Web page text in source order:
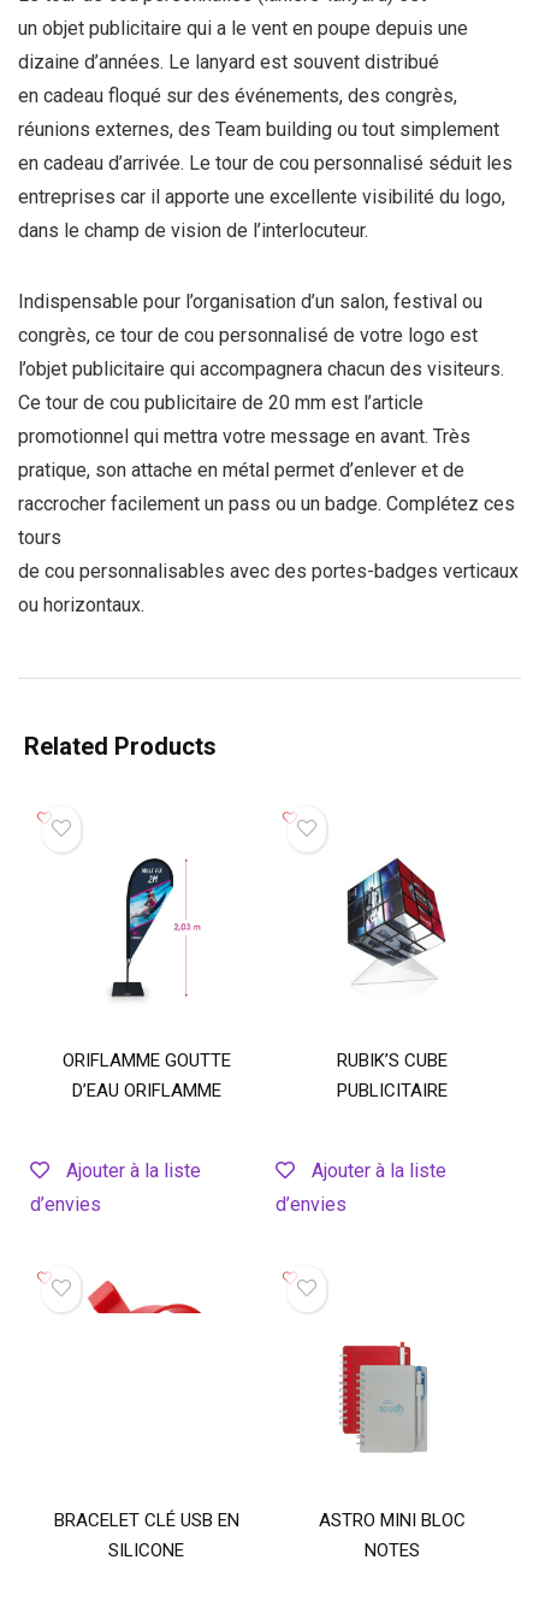
un objet publicitaire qui a le vent en poupe depuis une
dizaine d’années. Le lanyard est souvent distribué
en cadeau floqué sur des événements, des congrès,
réunions externes, des Team building ou tout simplement
en cadeau d’arrivée. Le tour de cou personnalisé séduit les
entreprises car il apporte une excellente visibilité du logo,
dans le champ de vision de l’interlocuteur.
Indispensable pour l’organisation d’un salon, festival ou
congrès, ce tour de cou personnalisé de votre logo est
l’objet publicitaire qui accompagnera chacun des visiteurs.
Ce tour de cou publicitaire de 20 mm est l’article
promotionnel qui mettra votre message en avant. Très
pratique, son attache en métal permet d’enlever et de
raccrocher facilement un pass ou un badge. Complétez ces
tours
de cou personnalisables avec des portes-badges verticaux
ou horizontaux.
Related Products
ORIFLAMME GOUTTE
D’EAU ORIFLAMME
Ajouter à la liste
d’envies
RUBIK’S CUBE
PUBLICITAIRE
Ajouter à la liste
d’envies
BRACELET CLÉ USB EN
SILICONE
ASTRO MINI BLOC
NOTES